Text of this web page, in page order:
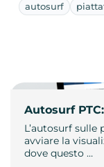
autosurf
Autosurf
L’autosurf
avviare la
dove questo …